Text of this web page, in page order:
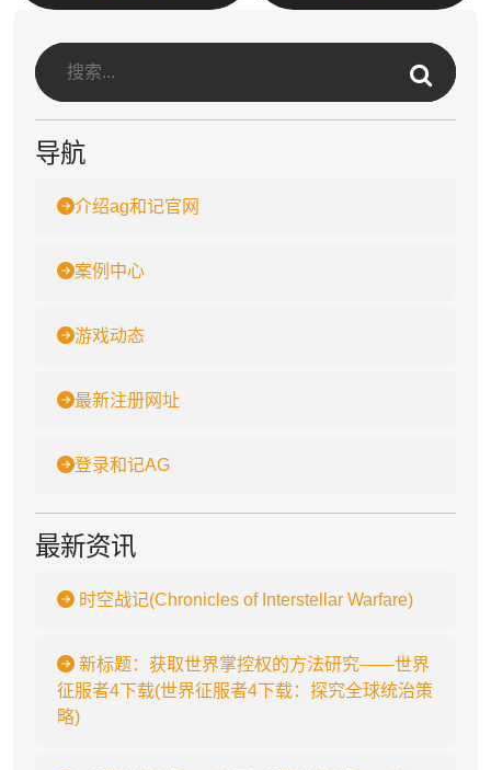
导航
介绍ag和记官网
案例中心
游戏动态
最新注册网址
登录和记AG
最新资讯
时空战记(Chronicles of Interstellar Warfare)
新标题：获取世界掌控权的方法研究——世界
征服者4下载(世界征服者4下载：探究全球统治策
略)